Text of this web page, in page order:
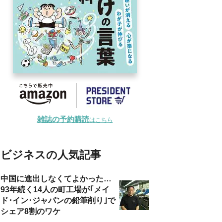
雑誌の予約購読はこちら
ビジネスの人気記事
中国に進出しなくてよかった…
93年続く14人の町工場が｢メイ
ド･イン･ジャパンの鉛筆削り｣で
シェア8割のワケ